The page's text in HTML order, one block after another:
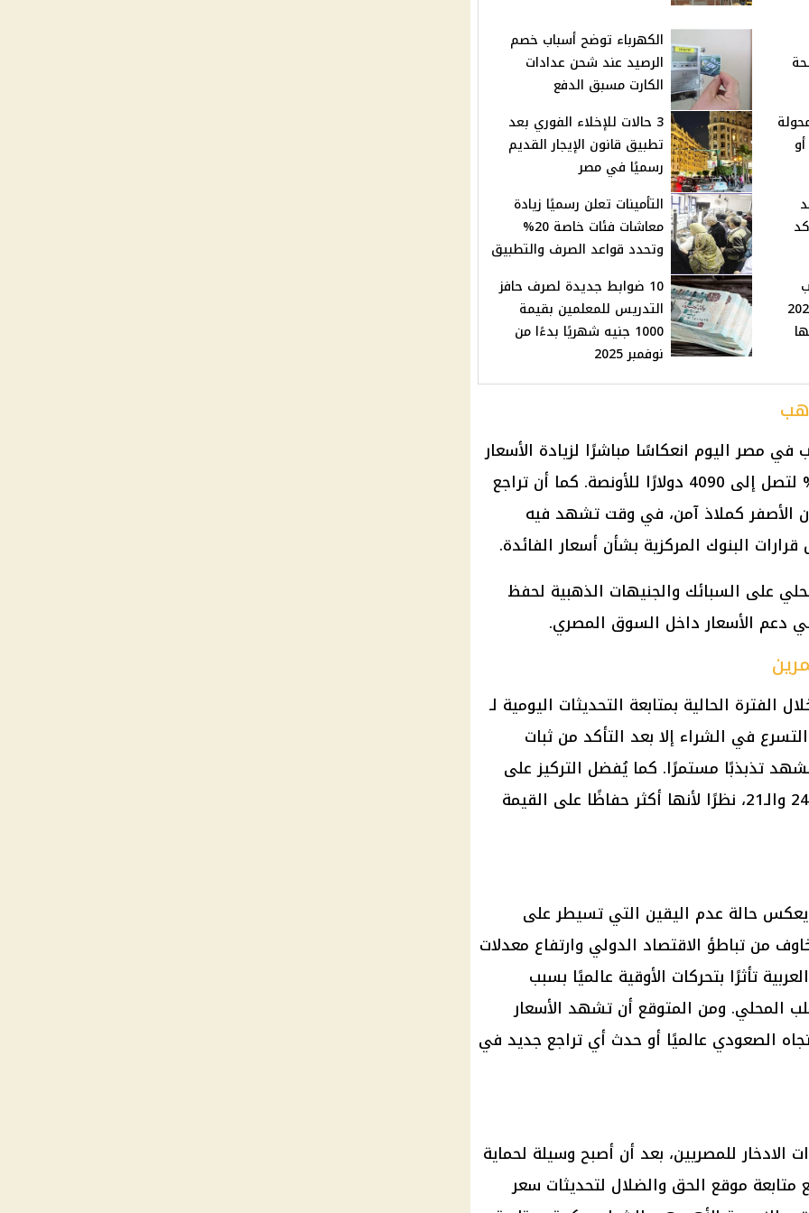
الكهرباء توضح أسباب خصم
الرصيد عند شحن عدادات
الكارت مسبق الدفع
3 حالات للإخلاء الفوري بعد
تطبيق قانون الإيجار القديم
رسميًا في مصر
التأمينات تعلن رسميًا زيادة
معاشات فئات خاصة 20%
وتحدد قواعد الصرف والتطبيق
24 نوفمبر 2025
10 ضوابط جديدة لصرف حافز
التدريس للمعلمين بقيمة
1000 جنيه شهريًا بدءًا من
نوفمبر 2025
مصر اليوم انعكاسًا مباشرًا لزيادة الأسعار
العالمية التي ارتفعت بنسبة 0.63% لتصل إلى 4090 دولارًا للأونصة. كما أن تراجع
الأصفر كملاذ آمن، في وقت تشهد فيه
البنوك المركزية بشأن أسعار الفائدة.
على السبائك والجنيهات الذهبية لحفظ
دعم الأسعار داخل السوق المصري.
الفترة الحالية بمتابعة التحديثات اليومية لـ
في الشراء إلا بعد التأكد من ثبات
تذبذبًا مستمرًا. كما يُفضل التركيز على
المشغولات ذات العيار المرتفع كالـ24 والـ21، نظرًا لأنها أكثر حفاظًا على القيمة
حالة عدم اليقين التي تسيطر على
من تباطؤ الاقتصاد الدولي وارتفاع معدلات
تأثرًا بتحركات الأوقية عالميًا بسبب
المحلي. ومن المتوقع أن تشهد الأسعار
الصعودي عالميًا أو حدث أي تراجع جديد في
للمصريين، بعد أن أصبح وسيلة لحماية
موقع الحق والضلال لتحديثات سعر